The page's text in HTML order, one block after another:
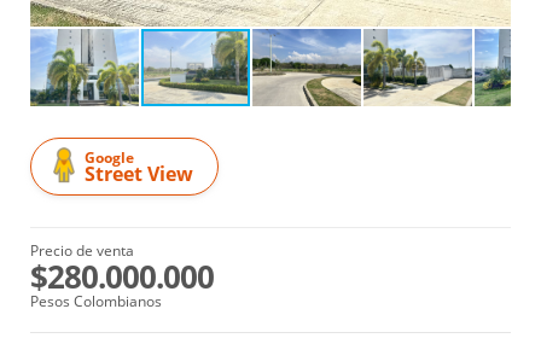
Google
Street View
Precio de venta
$280.000.000
Pesos Colombianos